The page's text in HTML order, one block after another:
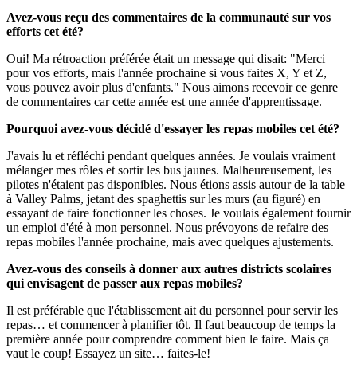
Avez-vous reçu des commentaires de la communauté sur vos
efforts cet été?
Oui! Ma rétroaction préférée était un message qui disait: "Merci
pour vos efforts, mais l'année prochaine si vous faites X, Y et Z,
vous pouvez avoir plus d'enfants." Nous aimons recevoir ce genre
de commentaires car cette année est une année d'apprentissage.
Pourquoi avez-vous décidé d'essayer les repas mobiles cet été?
J'avais lu et réfléchi pendant quelques années. Je voulais vraiment
mélanger mes rôles et sortir les bus jaunes. Malheureusement, les
pilotes n'étaient pas disponibles. Nous étions assis autour de la table
à Valley Palms, jetant des spaghettis sur les murs (au figuré) en
essayant de faire fonctionner les choses. Je voulais également fournir
un emploi d'été à mon personnel. Nous prévoyons de refaire des
repas mobiles l'année prochaine, mais avec quelques ajustements.
Avez-vous des conseils à donner aux autres districts scolaires
qui envisagent de passer aux repas mobiles?
Il est préférable que l'établissement ait du personnel pour servir les
repas… et commencer à planifier tôt. Il faut beaucoup de temps la
première année pour comprendre comment bien le faire. Mais ça
vaut le coup! Essayez un site… faites-le!